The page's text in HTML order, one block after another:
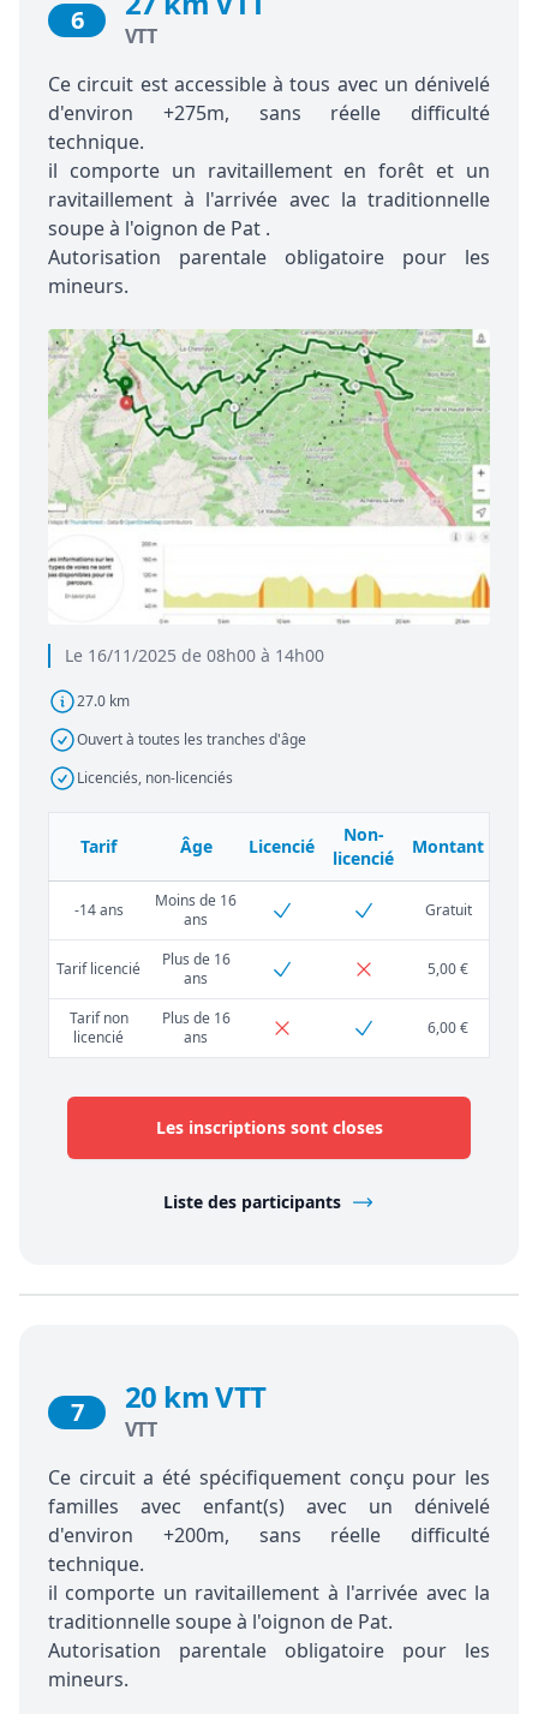
Le 16/11/2025 de 08h00 à 14h00
27.0 km
Ouvert à toutes les tranches d'âge
Licenciés, non-licenciés
6
VTT
Ce circuit est accessible à tous avec un dénivelé
d'environ +275m, sans réelle difficulté
technique.
il comporte un ravitaillement en forêt et un
ravitaillement à l'arrivée avec la traditionnelle
soupe à l'oignon de Pat .
Autorisation parentale obligatoire pour les
mineurs.
Tarif Âge Licencié
Non-
licencié
Montant
-14 ans
Moins de 16
ans
Gratuit
Tarif licencié
Plus de 16
ans
5,00 €
Tarif non
licencié
Plus de 16
ans
6,00 €
Les inscriptions sont closes
Liste des participants
7 20 km VTT
VTT
Ce circuit a été spécifiquement conçu pour les
familles avec enfant(s) avec un dénivelé
d'environ +200m, sans réelle difficulté
technique.
il comporte un ravitaillement à l'arrivée avec la
traditionnelle soupe à l'oignon de Pat.
Autorisation parentale obligatoire pour les
mineurs.